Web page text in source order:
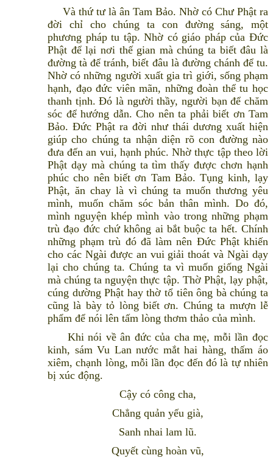
Và thứ tư là ân Tam Bảo. Nhờ có Chư Phật ra
đời chỉ cho chúng ta con đường sáng, một
phương pháp tu tập. Nhờ có giáo pháp của Đức
Phật để lại nơi thế gian mà chúng ta biết đâu là
đường tà để tránh, biết đâu là đường chánh để tu.
Nhờ có những người xuất gia trì giới, sống phạm
hạnh, đạo đức viên mãn, những đoàn thể tu học
thanh tịnh. Đó là người thầy, người bạn để chăm
sóc để hướng dẫn. Cho nên ta phải biết ơn Tam
Bảo. Đức Phật ra đời như thái dương xuất hiện
giúp cho chúng ta nhận diện rõ con đường nào
đưa đến an vui, hạnh phúc. Nhờ thực tập theo lời
Phật dạy mà chúng ta tìm thấy được chơn hạnh
phúc cho nên biết ơn Tam Bảo. Tụng kinh, lạy
Phật, ăn chay là vì chúng ta muốn thương yêu
mình, muốn chăm sóc bản thân mình. Do đó,
mình nguyện khép mình vào trong những phạm
trù đạo đức chứ không ai bắt buộc ta hết. Chính
những phạm trù đó đã làm nên Đức Phật khiến
cho các Ngài được an vui giải thoát và Ngài dạy
lại cho chúng ta. Chúng ta vì muốn giống Ngài
mà chúng ta nguyện thực tập. Thờ Phật, lạy phật,
cúng dường Phật hay thờ tổ tiên ông bà chúng ta
cũng là bày tỏ lòng biết ơn. Chúng ta mượn lễ
phẩm để nói lên tấm lòng thơm thảo của mình.
Khi nói về ân đức của cha mẹ, mỗi lần đọc
kinh, sám Vu Lan nước mắt hai hàng, thấm áo
xiêm, chạnh lòng, mỗi lần đọc đến đó là tự nhiên
bị xúc động.
Cậy có công cha,
Chẳng quản yếu già,
Sanh nhai lam lũ.
Quyết cùng hoàn vũ,